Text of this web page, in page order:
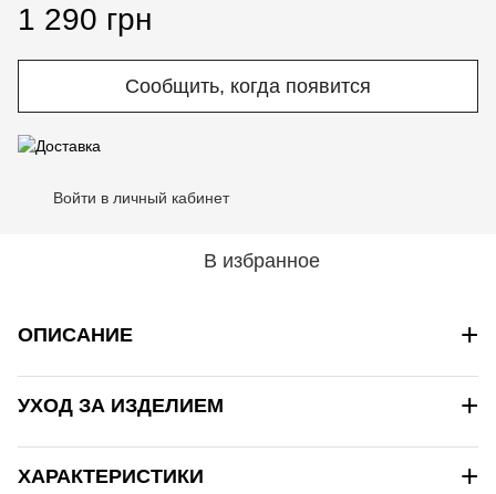
1 290 грн
Сообщить, когда появится
Войти в личный кабинет
В избранное
ОПИСАНИЕ +
УХОД ЗА ИЗДЕЛИЕМ +
ХАРАКТЕРИСТИКИ +